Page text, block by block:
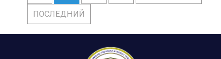
ПОСЛЕДНИЙ